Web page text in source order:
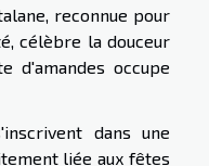
reconnue pour
célèbre la douceur
d'amandes occupe
dans une
liée aux fêtes